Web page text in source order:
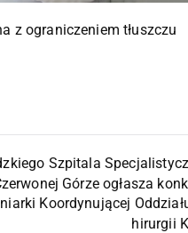
z ograniczeniem tłuszczu
Szpitala
Górze ogłasza
Koordynującej
hirurgii